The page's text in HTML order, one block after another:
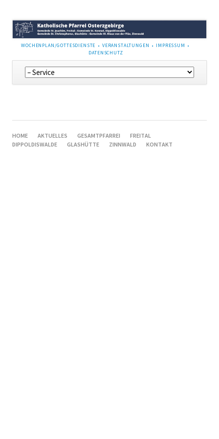
NAVIGATION
WOCHENPLAN/GOTTESDIENSTE VERANSTALTUNGEN
IMPRESSUM
DATENSCHUTZ
Navigation
überspringen
NAVIGATION
ÜBERSPRINGEN
HOME AKTUELLES GESAMTPFARREI
FREITAL
DIPPOLDISWALDE
GLASHÜTTE ZINNWALD KONTAKT